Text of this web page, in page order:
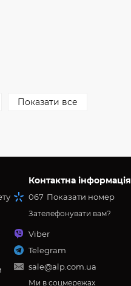
Показати все
Контактна інформація
067 Показати номер
Зателефонувати вам?
Viber
Telegram
sale@alp.com.ua
Ми в соцмережах